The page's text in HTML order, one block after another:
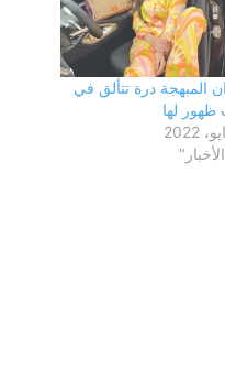
المبهجة درة تتألق في
ظهور لها